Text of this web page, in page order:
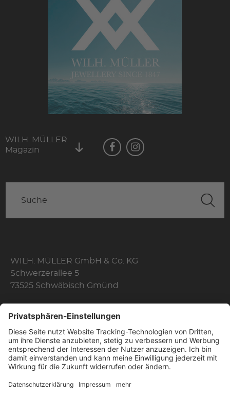
WILH. MÜLLER
Magazin
WILH. MÜLLER GmbH & Co. KG
Schwerzerallee 5
73525 Schwäbisch Gmünd
Telefon: +49 7171 356-0
Fax: +49 7171 356-174
E-Mail:info@wilhelmmueller.de
Öffnungszeiten
Mo. - Do.
08:10 Uhr - 17:00 Uhr
Fr.
08:10 Uhr - 16:00 Uhr